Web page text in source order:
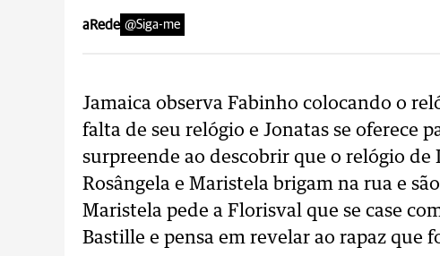
aRede @Siga-me
Jamaica observa Fabinho colocando o
falta de seu relógio e Jonatas se oferece
surpreende ao descobrir que o relógio
Rosângela e Maristela brigam na rua e
Maristela pede a Florisval que se case
Bastille e pensa em revelar ao rapaz que